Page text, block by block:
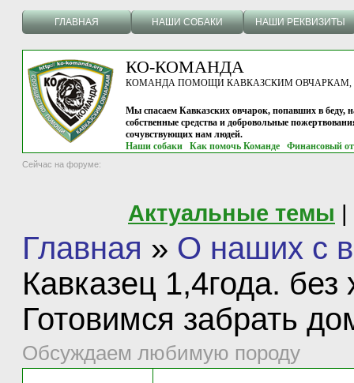
ГЛАВНАЯ НАШИ СОБАКИ НАШИ РЕКВИЗИТЫ
КО-КОМАНДА
КОМАНДА ПОМОЩИ КАВКАЗСКИМ ОВЧАРКАМ, г.
Мы спасаем Кавказских овчарок, попавших в беду,
собственные средства и добровольные
сочувствующих нам людей.
Наши собаки
Как помочь Команде Финансовый
Сейчас на форуме:
Актуальные темы |
Главная » О наших с
Кавказец 1,4года.
Готовимся забрать
Обсуждаем любимую породу